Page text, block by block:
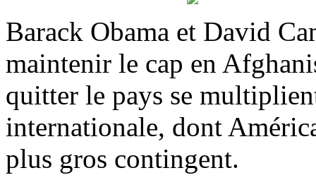
Barack Obama et David
maintenir le cap en
quitter le pays se
internationale, dont
plus gros contingent.